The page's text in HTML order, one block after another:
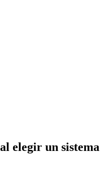
elegir un sistema